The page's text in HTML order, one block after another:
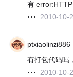
有
2010-10-
ptxiaolinzi886
有打包代码吗
2010-10-